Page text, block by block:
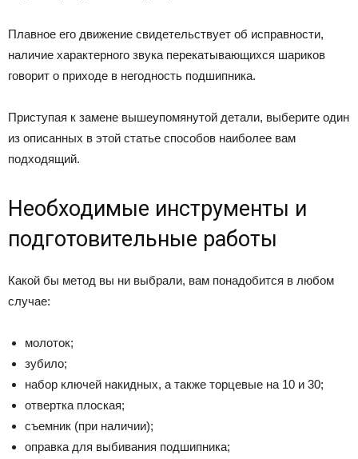
Плавное его движение свидетельствует об исправности,
наличие характерного звука перекатывающихся шариков
говорит о приходе в негодность подшипника.
Приступая к замене вышеупомянутой детали, выберите один
из описанных в этой статье способов наиболее вам
подходящий.
Необходимые инструменты и
подготовительные работы
Какой бы метод вы ни выбрали, вам понадобится в любом
случае:
молоток;
зубило;
набор ключей накидных, а также торцевые на 10 и 30;
отвертка плоская;
съемник (при наличии);
оправка для выбивания подшипника;